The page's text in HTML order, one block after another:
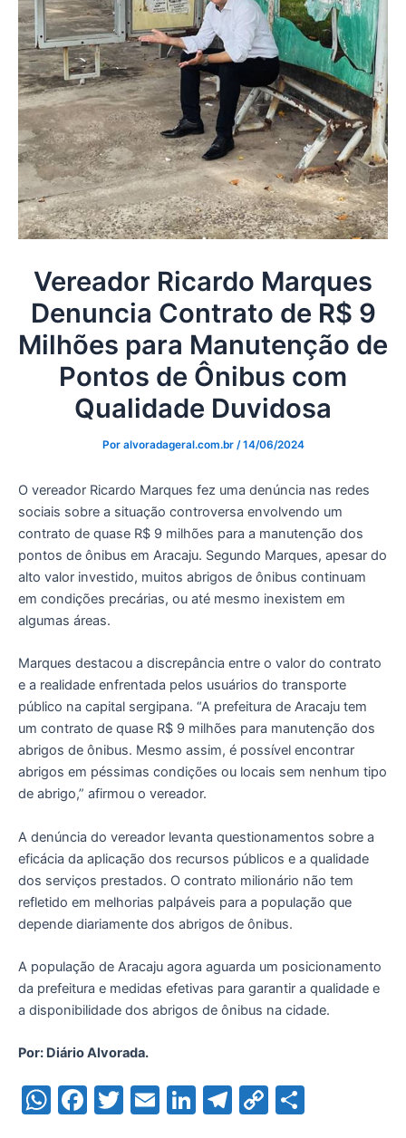
Vereador Ricardo Marques
Denuncia Contrato de R$ 9
Milhões para Manutenção de
Pontos de Ônibus com
Qualidade Duvidosa
Por alvoradageral.com.br /14/06/2024
O vereador Ricardo Marques fez uma denúncia nas redes
sociais sobre a situação controversa envolvendo um
contrato de quase R$ 9 milhões para a manutenção dos
pontos de ônibus em Aracaju. Segundo Marques, apesar do
alto valor investido, muitos abrigos de ônibus continuam
em condições precárias, ou até mesmo inexistem em
algumas áreas.
Marques destacou a discrepância entre o valor do contrato
e a realidade enfrentada pelos usuários do transporte
público na capital sergipana. “A prefeitura de Aracaju tem
um contrato de quase R$ 9 milhões para manutenção dos
abrigos de ônibus. Mesmo assim, é possível encontrar
abrigos em péssimas condições ou locais sem nenhum tipo
de abrigo,” afirmou o vereador.
A denúncia do vereador levanta questionamentos sobre a
eficácia da aplicação dos recursos públicos e a qualidade
dos serviços prestados. O contrato milionário não tem
refletido em melhorias palpáveis para a população que
depende diariamente dos abrigos de ônibus.
A população de Aracaju agora aguarda um posicionamento
da prefeitura e medidas efetivas para garantir a qualidade e
a disponibilidade dos abrigos de ônibus na cidade.
Por: Diário Alvorada.
W F
T
E
Li T
C